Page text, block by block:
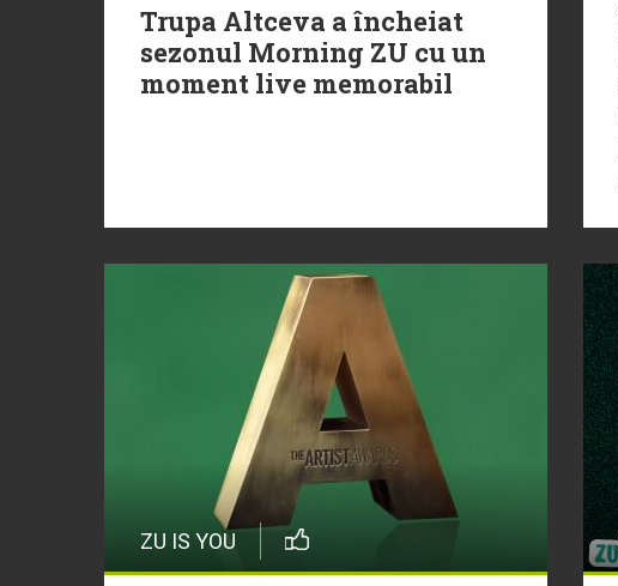
Trupa Altceva a încheiat
sezonul Morning ZU cu un
moment live memorabil
ZU IS YOU